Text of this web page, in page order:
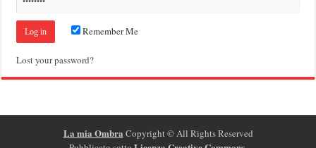
Remember Me
Lost your password?
La mia Ombra Copyright ©All Rights Reserved